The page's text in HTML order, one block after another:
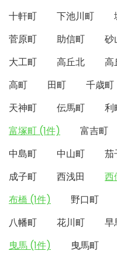
十軒町
下池川町
菅原町
助信町 砂
大工町
高丘北 高
高町
田町 千歳町
天神町
伝馬町 利
富塚町 (1件)
富吉町
中島町
中山町 茄
成子町
西浅田 西
布橋 (1件)
野口町
八幡町
花川町 早
曳馬 (1件)
曳馬町